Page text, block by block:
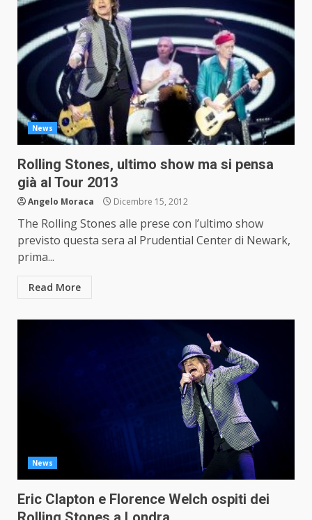
News
Rolling Stones, ultimo show ma si pensa
già al Tour 2013
Angelo Moraca Dicembre 15, 2012
The Rolling Stones alle prese con l’ultimo show
previsto questa sera al Prudential Center di Newark,
prima...
Read More
News
Eric Clapton e Florence Welch ospiti dei